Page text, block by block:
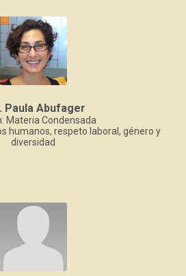
Paula Abufager
Materia Condensada
humanos, respeto laboral, género y
diversidad